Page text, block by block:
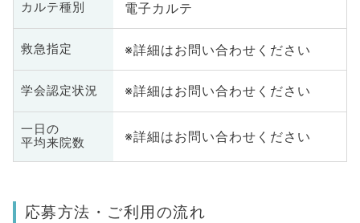
カルテ種別 電子カルテ
救急指定 ※詳細はお問い合わせください
学会認定状況 ※詳細はお問い合わせください
一日の
平均来院数
※詳細はお問い合わせください
応募方法・ご利用の流れ